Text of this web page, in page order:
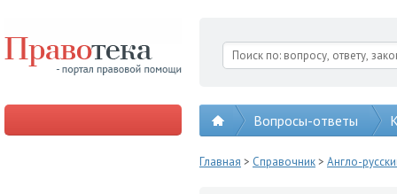
Вопросы-ответы
Главная > Справочник> Англо-